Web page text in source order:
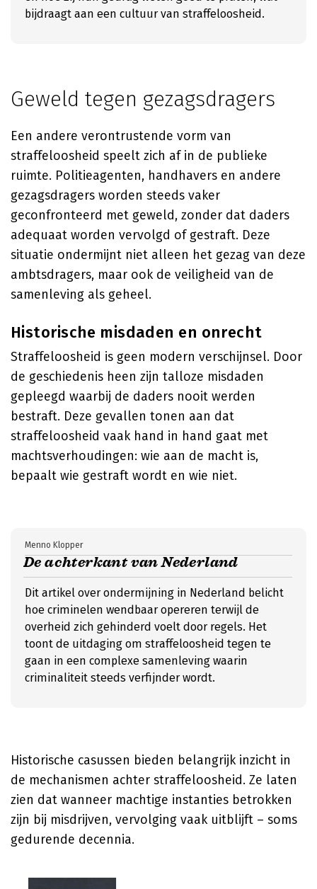
bijdraagt aan een cultuur van straffeloosheid.
Geweld tegen gezagsdragers
Een andere verontrustende vorm van
straffeloosheid speelt zich af in de publieke
ruimte. Politieagenten, handhavers en andere
gezagsdragers worden steeds vaker
geconfronteerd met geweld, zonder dat daders
adequaat worden vervolgd of gestraft. Deze
situatie ondermijnt niet alleen het gezag van deze
ambtsdragers, maar ook de veiligheid van de
samenleving als geheel.
Historische misdaden en onrecht
Straffeloosheid is geen modern verschijnsel. Door
de geschiedenis heen zijn talloze misdaden
gepleegd waarbij de daders nooit werden
bestraft. Deze gevallen tonen aan dat
straffeloosheid vaak hand in hand gaat met
machtsverhoudingen: wie aan de macht is,
bepaalt wie gestraft wordt en wie niet.
De achterkant van Nederland
Menno Klopper
Dit artikel over ondermijning in Nederland belicht
hoe criminelen wendbaar opereren terwijl de
overheid zich gehinderd voelt door regels. Het
toont de uitdaging om straffeloosheid tegen te
gaan in een complexe samenleving waarin
criminaliteit steeds verfijnder wordt.
Historische casussen bieden belangrijk inzicht in
de mechanismen achter straffeloosheid. Ze laten
zien dat wanneer machtige instanties betrokken
zijn bij misdrijven, vervolging vaak uitblijft – soms
gedurende decennia.